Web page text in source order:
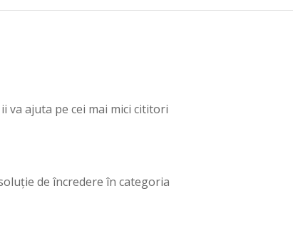
va ajuta pe cei mai mici cititori
de încredere în categoria